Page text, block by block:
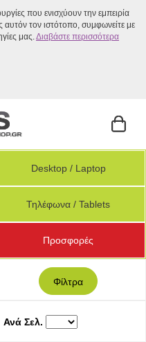
που ενισχύουν την εμπειρία
τον ιστότοπο, συμφωνείτε με
μας.Διαβάστε περισσότερα
Desktop / Laptop
Τηλέφωνα / Tablets
Προσφορές
Φίλτρα
Ανά Σελ.